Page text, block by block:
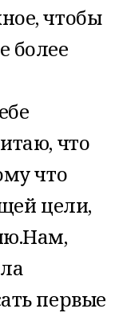
чтобы
более
что
что
цели,
первые